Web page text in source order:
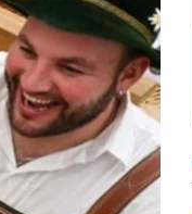
Гастропаб “Drova”